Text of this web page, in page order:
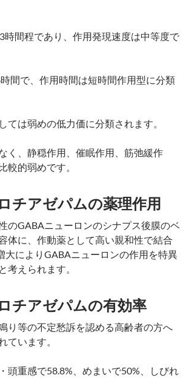
時間程であり、作用発現速度は中等度で
間で、作用時間は短時間作用型に分類
ては弱めの低力価に分類されます。
く、静穏作用、催眠作用、筋弛緩作
較的弱めです。
チアゼパムの薬理作用
のGABAニューロンのシナプス後膜のベ
体に、作動薬として高い親和性で結合
大によりGABAニューロンの作用を特異
考えられます。
チアゼパムの有効率
り等の不定愁訴を認める高齢者の方へ
ています。
頭重感で58.8%、めまいで50%、しびれ